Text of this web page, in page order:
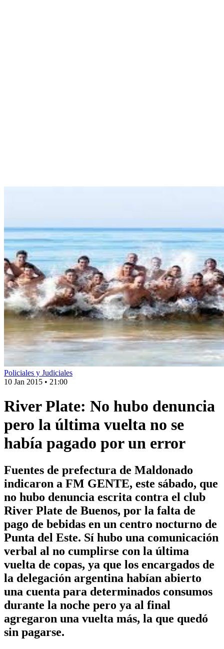
Policiales y Judiciales
10 Jan 2015 • 21:00
River Plate: No hubo denuncia
pero la última vuelta no se
había pagado por un error
Fuentes de prefectura de Maldonado
indicaron a FM GENTE, este sábado, que
no hubo denuncia escrita contra el club
River Plate de Buenos, por la falta de
pago de bebidas en un centro nocturno de
Punta del Este. Sí hubo una comunicación
verbal al no cumplirse con la última
vuelta de copas, ya que los encargados de
la delegación argentina habían abierto
una cuenta para determinados consumos
durante la noche pero ya al final
agregaron una vuelta más, la que quedó
sin pagarse.